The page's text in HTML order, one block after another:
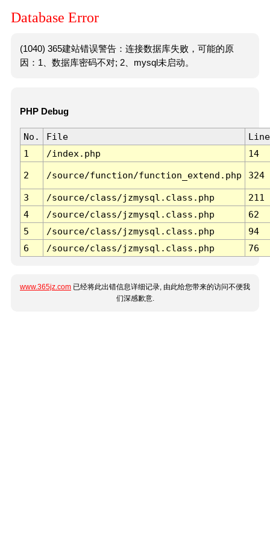
Database Error
(1040) 365建站错误警告：连接数据库失败，可能的原
因：1、数据库密码不对; 2、mysql未启动。
PHP Debug
No. File
Line
1
/index.php 14
2 /source/function/function_extend.php 324
3 /source/class/jzmysql.class.php
211
4
/source/class/jzmysql.class.php
62
5
/source/class/jzmysql.class.php
94
6
/source/class/jzmysql.class.php 76
www.365jz.com 已经将此出错信息详细记录, 由此给您带来的访问不便我
们深感歉意.